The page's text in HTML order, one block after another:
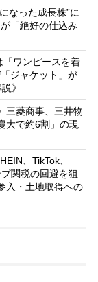
なった成長株”に
「絶好の仕込み
ワンピースを着
ジャケット」が
》
三菱商事、三井物
大で約6割」の現
、TikTok、
関税の回避を狙
入・土地取得への